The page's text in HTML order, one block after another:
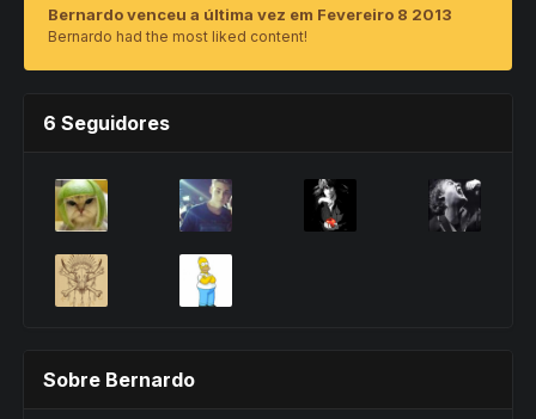
Bernardo venceu a última vez em Fevereiro 8 2013
Bernardo had the most liked content!
6 Seguidores
Sobre Bernardo